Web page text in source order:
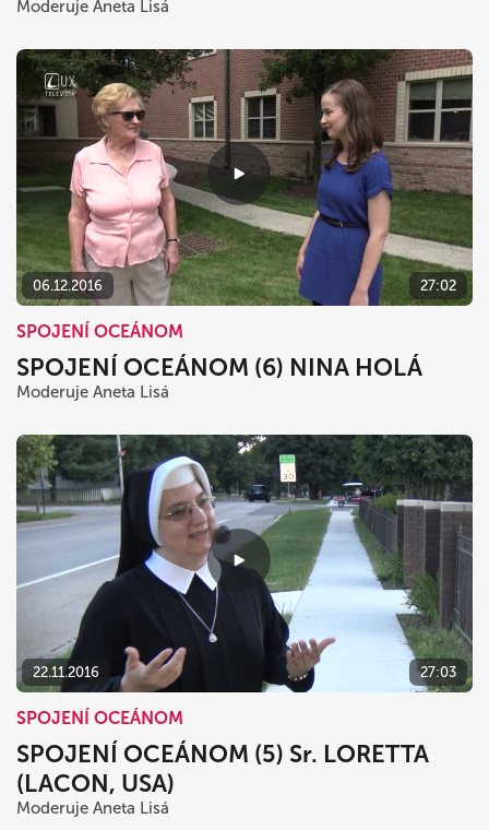
Moderuje Aneta Lisá
06.12.2016 27:02
SPOJENÍ OCEÁNOM
SPOJENÍ OCEÁNOM (6) NINA HOLÁ
Moderuje Aneta Lisá
22.11.2016 27:03
SPOJENÍ OCEÁNOM
SPOJENÍ OCEÁNOM (5) Sr. LORETTA
(LACON, USA)
Moderuje Aneta Lisá